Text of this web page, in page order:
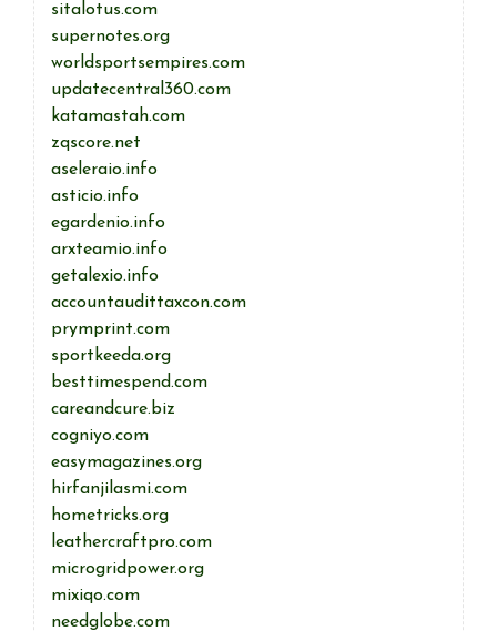
sitalotus.com
supernotes.org
worldsportsempires.com
updatecentral360.com
katamastah.com
zqscore.net
aseleraio.info
asticio.info
egardenio.info
arxteamio.info
getalexio.info
accountaudittaxcon.com
prymprint.com
sportkeeda.org
besttimespend.com
careandcure.biz
cogniyo.com
easymagazines.org
hirfanjilasmi.com
hometricks.org
leathercraftpro.com
microgridpower.org
mixiqo.com
needglobe.com